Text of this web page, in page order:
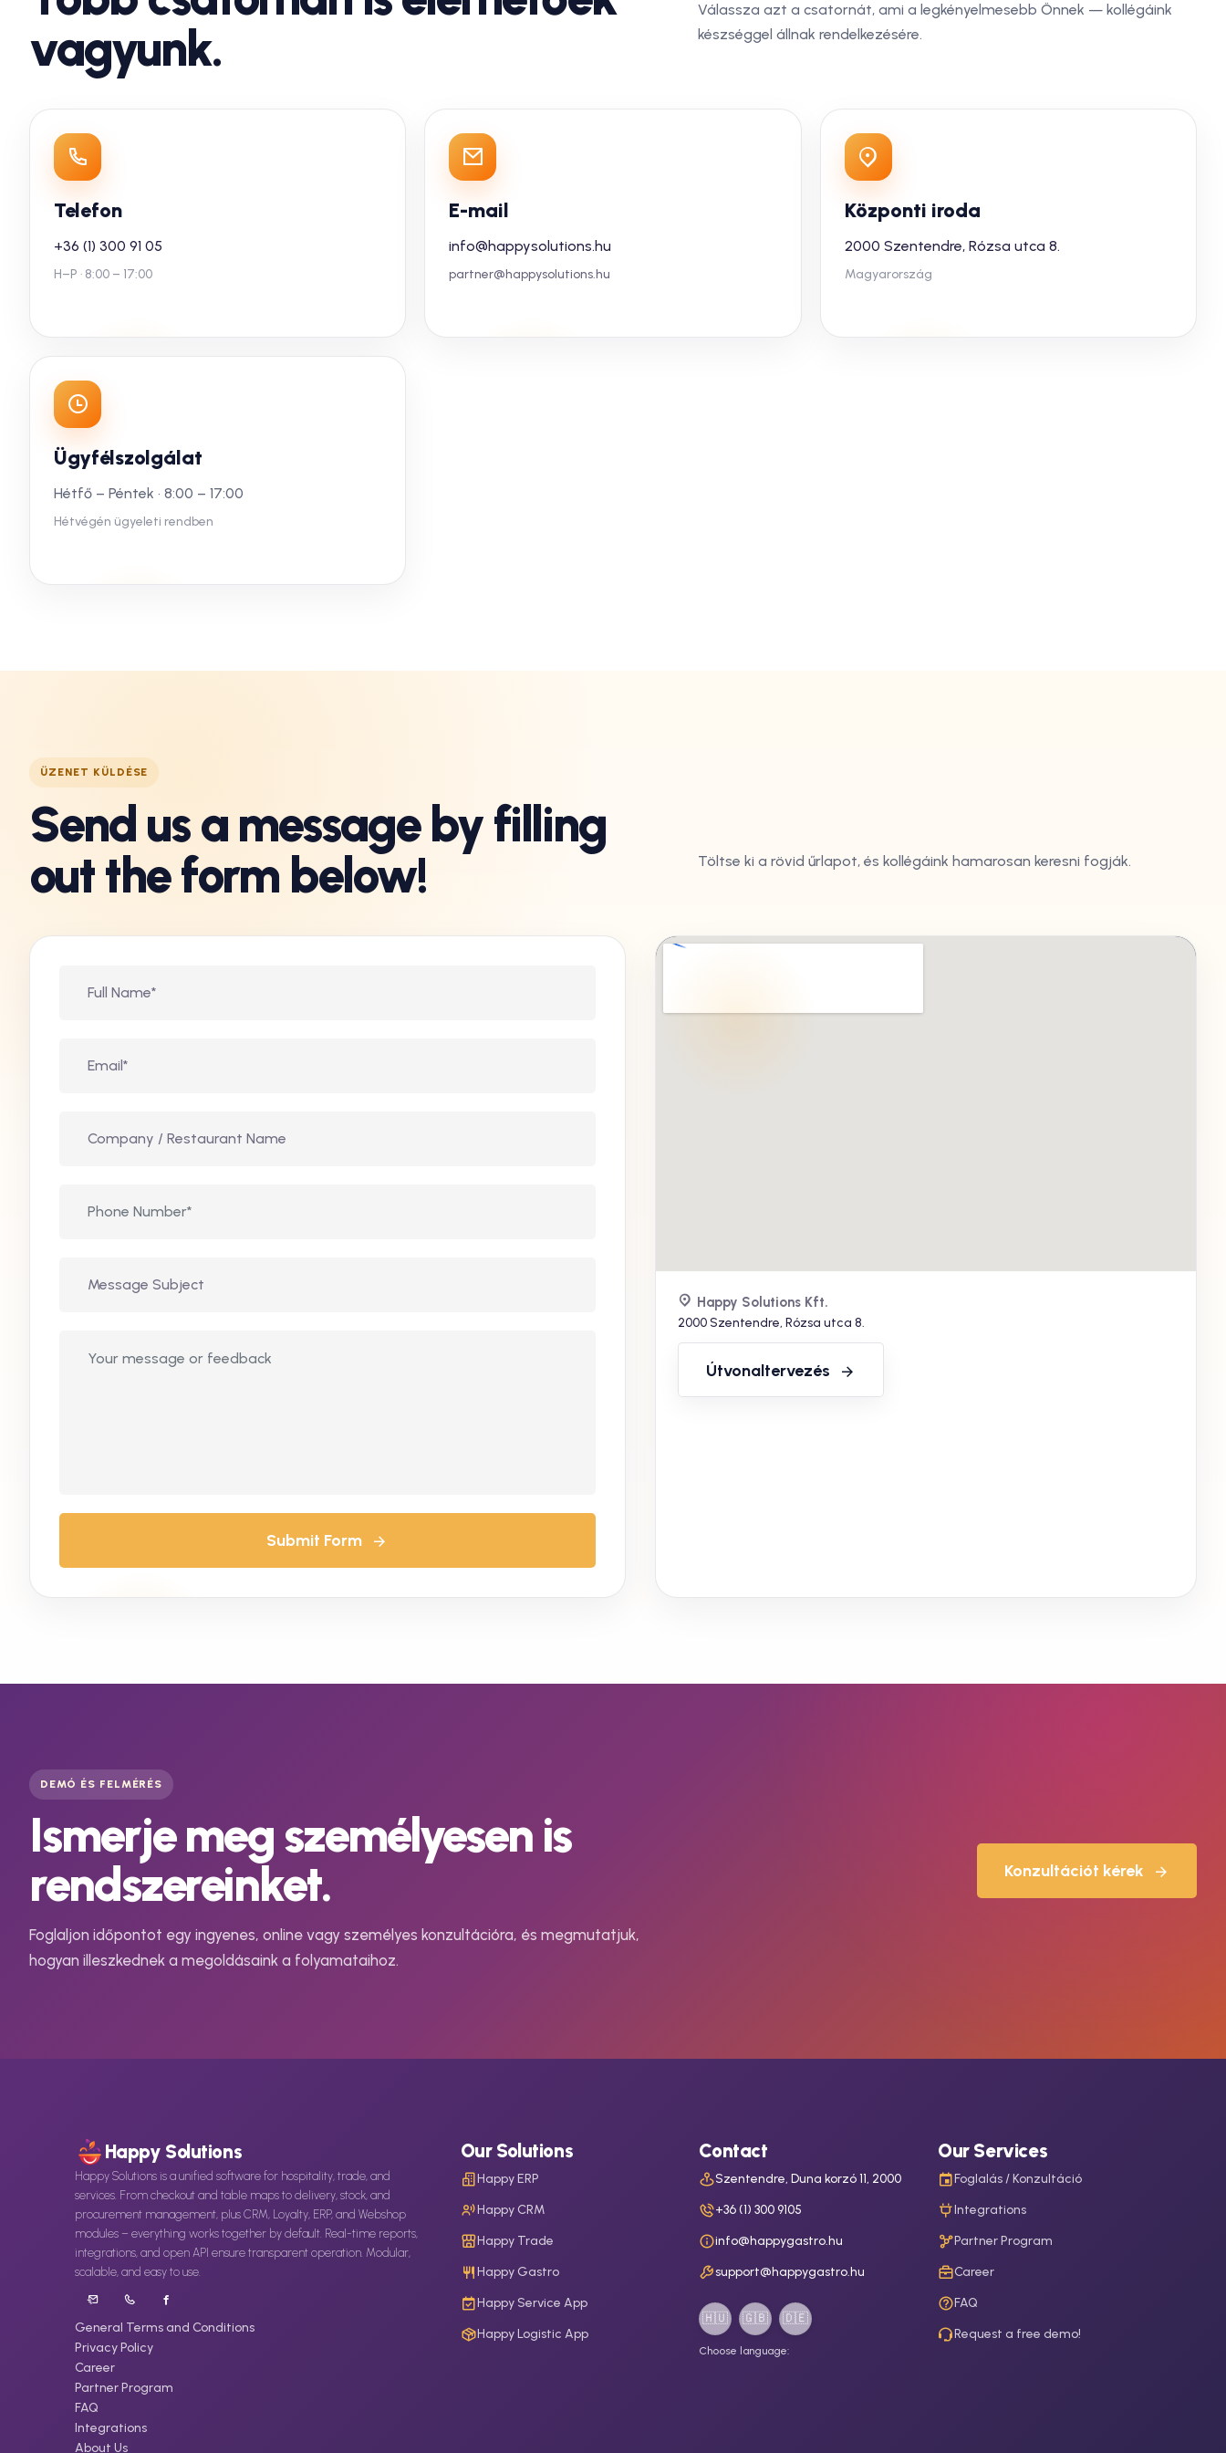
vagyunk.
Válassza azt a csatornát, ami a legkényelmesebb Önnek — kollégáink
készséggel állnak rendelkezésére.
Telefon
+36 (1) 300 91 05
H–P · 8:00 – 17:00
E-mail
info@happysolutions.hu
partner@happysolutions.hu
Központi iroda
2000 Szentendre, Rózsa utca 8.
Magyarország
Ügyfélszolgálat
Hétfő – Péntek · 8:00 – 17:00
Hétvégén ügyeleti rendben
ÜZENET KÜLDÉSE
Send us a message by filling
out the form below!
Töltse ki a rövid űrlapot, és kollégáink hamarosan keresni fogják.
Submit Form
Happy Solutions Kft.
2000 Szentendre, Rózsa utca 8.
Útvonaltervezés
DEMÓ ÉS FELMÉRÉS
Ismerje meg személyesen is
rendszereinket.
Foglaljon időpontot egy ingyenes, online vagy személyes konzultációra, és megmutatjuk,
hogyan illeszkednek a megoldásaink a folyamataihoz.
Konzultációt kérek
Happy Solutions
Happy Solutions is a unified software for hospitality, trade, and
services. From checkout and table maps to delivery, stock, and
procurement management, plus CRM, Loyalty, ERP, and Webshop
modules – everything works together by default. Real-time reports,
integrations, and open API ensure transparent operation. Modular,
scalable, and easy to use.
General Terms and Conditions
Privacy Policy
Career
Partner Program
FAQ
Integrations
About Us
Our Solutions
Happy ERP
Happy CRM
Happy Trade
Happy Gastro
Happy Service App
Happy Logistic App
Contact
Szentendre, Duna korzó 11, 2000
+36 (1) 300 9105
info@happygastro.hu
support@happygastro.hu
🇭🇺 🇬🇧 🇩🇪
Choose language:
Our Services
Foglalás / Konzultáció
Integrations
Partner Program
Career
FAQ
Request a free demo!